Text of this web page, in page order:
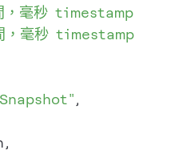
，毫秒 timestamp
，毫秒 timestamp
,